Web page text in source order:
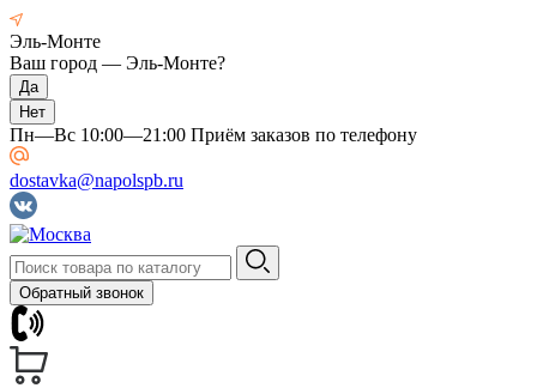
Эль-Монте
Ваш город — Эль-Монте?
Пн—Вс 10:00—21:00 Приём заказов по телефону
dostavka@napolspb.ru
Обратный звонок